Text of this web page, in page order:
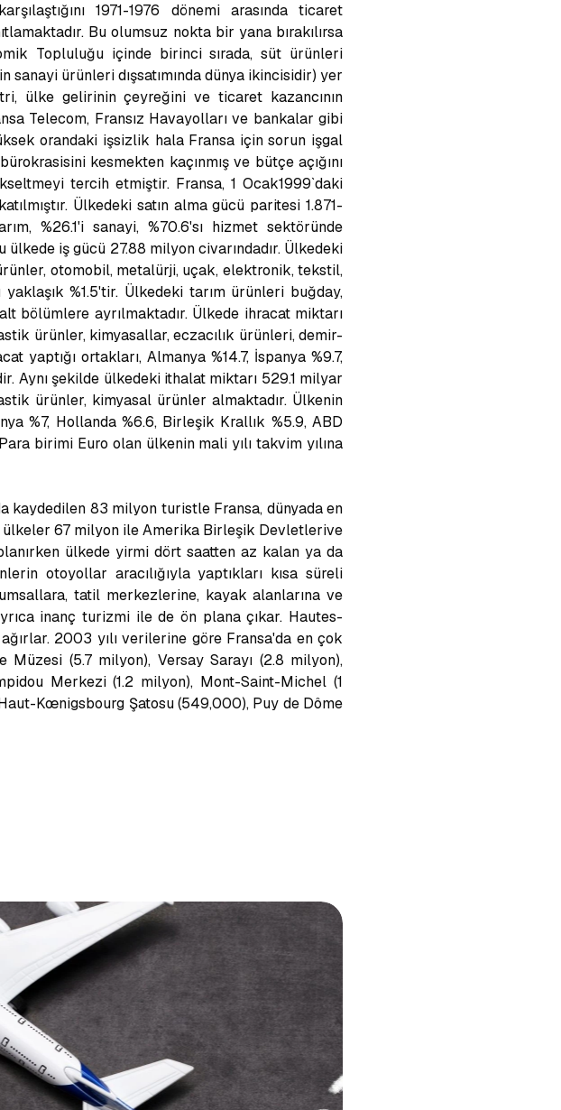
1971-1976 dönemi arasında ticaret
Bu olumsuz nokta bir yana bırakılırsa
Topluluğu içinde birinci sırada, süt ürünleri
sanayi ürünleri dışsatımında dünya ikincisidir) yer
ülke gelirinin çeyreğini ve ticaret kazancının
Telecom, Fransız Havayolları ve bankalar gibi
orandaki işsizlik hala Fransa için sorun işgal
kesmekten kaçınmış ve bütçe açığını
tercih etmiştir. Fransa, 1 Ocak1999`daki
Ülkedeki satın alma gücü paritesi 1.871-
%26.1'i sanayi, %70.6'sı hizmet sektöründe
ülkede iş gücü 27.88 milyon civarındadır. Ülkedeki
otomobil, metalürji, uçak, elektronik, tekstil,
%1.5'tir. Ülkedeki tarım ürünleri buğday,
bölümlere ayrılmaktadır. Ülkede ihracat miktarı
ürünler, kimyasallar, eczacılık ürünleri, demir-
ortakları, Almanya %14.7, İspanya %9.7,
Aynı şekilde ülkedeki ithalat miktarı 529.1 milyar
ürünler, kimyasal ürünler almaktadır. Ülkenin
%7, Hollanda %6.6, Birleşik Krallık %5.9, ABD
birimi Euro olan ülkenin mali yılı takvim yılına
kaydedilen 83 milyon turistle Fransa, dünyada en
ülkeler 67 milyon ile Amerika Birleşik Devletlerive
ülkede yirmi dört saatten az kalan ya da
otoyollar aracılığıyla yaptıkları kısa süreli
tatil merkezlerine, kayak alanlarına ve
inanç turizmi ile de ön plana çıkar. Hautes-
2003 yılı verilerine göre Fransa'da en çok
(5.7 milyon), Versay Sarayı (2.8 milyon),
Merkezi (1.2 milyon), Mont-Saint-Michel (1
Kœnigsbourg Şatosu (549,000), Puy de Dôme